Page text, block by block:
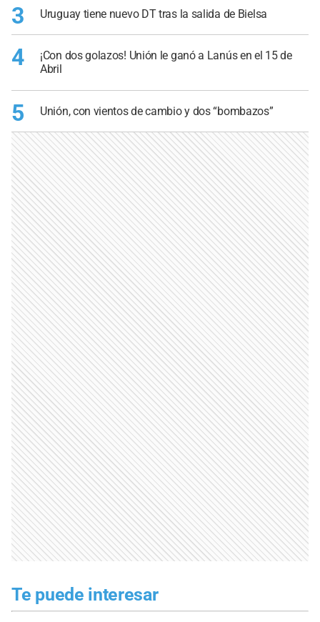
3 Uruguay tiene nuevo DT tras la salida de Bielsa
4
¡Con dos golazos! Unión le ganó a Lanús en el 15 de
Abril
5 Unión, con vientos de cambio y dos “bombazos”
Te puede interesar